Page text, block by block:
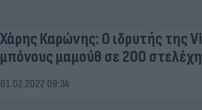
Χάρης Καρώνης: Ο ιδρυτής της
μπόνους μαμούθ σε 200 στελέχη
01.02.2022 09:34